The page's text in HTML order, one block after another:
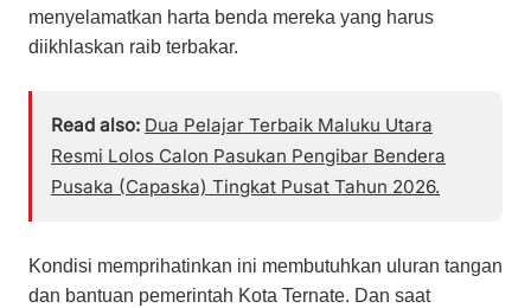
menyelamatkan harta benda mereka yang harus
diikhlaskan raib terbakar.
Read also: Dua Pelajar Terbaik Maluku Utara
Resmi Lolos Calon Pasukan Pengibar Bendera
Pusaka (Capaska) Tingkat Pusat Tahun 2026.
Kondisi memprihatinkan ini membutuhkan uluran tangan
dan bantuan pemerintah Kota Ternate. Dan saat